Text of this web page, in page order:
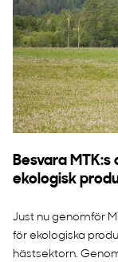
Besvara MTK:s
ekologisk
Just nu genomför
för ekologiska
hästsektorn.